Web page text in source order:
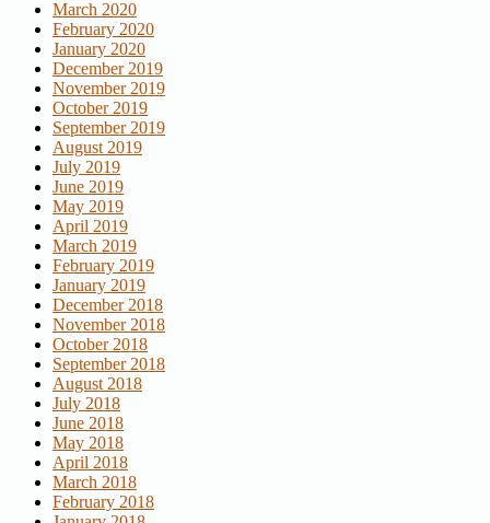
March 2020
February 2020
January 2020
December 2019
November 2019
October 2019
September 2019
August 2019
July 2019
June 2019
May 2019
April 2019
March 2019
February 2019
January 2019
December 2018
November 2018
October 2018
September 2018
August 2018
July 2018
June 2018
May 2018
April 2018
March 2018
February 2018